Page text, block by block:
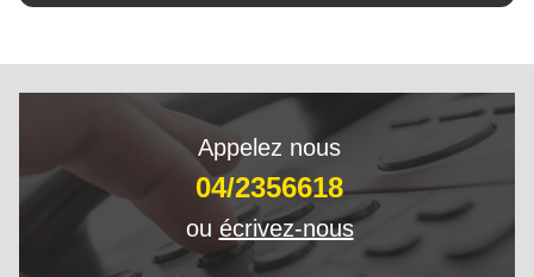
Appelez nous
04/2356618
ou écrivez-nous